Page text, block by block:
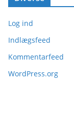
Log ind
Indlægsfeed
Kommentarfeed
WordPress.org